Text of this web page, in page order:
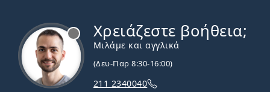
Χρειάζεστε βοήθεια;
Μιλάμε και αγγλικά
(Δευ-Παρ 8:30-16:00)
211 2340040